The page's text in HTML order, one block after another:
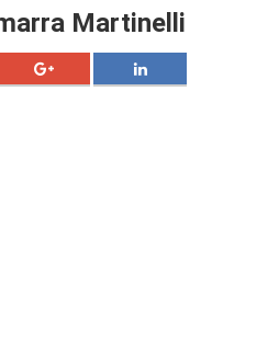
Martinelli